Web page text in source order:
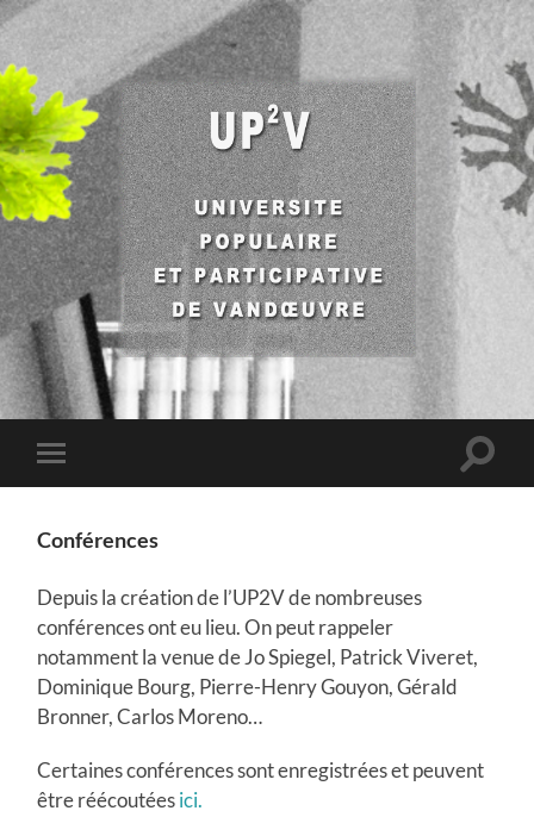
UP2V
Toggle
mobile
Toggle
Conférences
Depuis la création de l’UP2V de nombreuses
conférences ont eu lieu. On peut rappeler
notamment la venue de Jo Spiegel, Patrick Viveret,
Dominique Bourg, Pierre-Henry Gouyon, Gérald
Bronner, Carlos Moreno…
Certaines conférences sont enregistrées et peuvent
être réécoutéesici.